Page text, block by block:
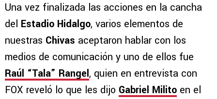
Una vez finalizada las acciones en la cancha
del Estadio Hidalgo, varios elementos de
nuestras Chivas aceptaron hablar con los
medios de comunicación y uno de ellos fue
Raúl “Tala” Rangel, quien en entrevista con
FOX reveló lo que les dijo Gabriel Milito en el